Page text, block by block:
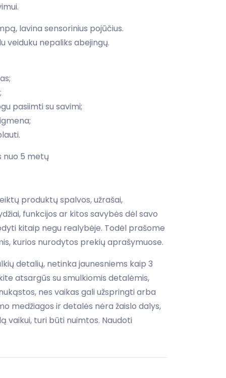
lavina sensorinius pojūčius.
veiduku nepaliks abejingų.
pasiimti su savimi;
nuo 5 metų
produktų spalvos, užrašai,
funkcijos ar kitos savybės dėl savo
kitaip negu realybėje. Todėl prašome
kurios nurodytos prekių aprašymuose.
detalių, netinka jaunesniems kaip 3
atsargūs su smulkiomis detalėmis,
nes vaikas gali užspringti arba
medžiagos ir detalės nėra žaislo dalys,
vaikui, turi būti nuimtos. Naudoti